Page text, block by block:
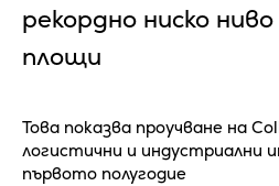
рекордно ниско
площи
Това показва проучване на
логистични и индустриални
първото полугодие